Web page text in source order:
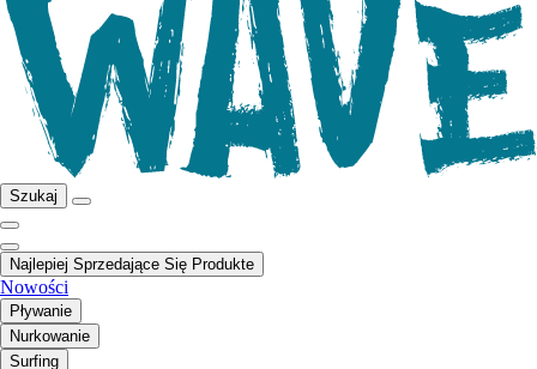
Szukaj
Najlepiej Sprzedające Się Produkte
Nowości
Pływanie
Nurkowanie
Surfing